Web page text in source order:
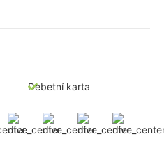
Debetní karta